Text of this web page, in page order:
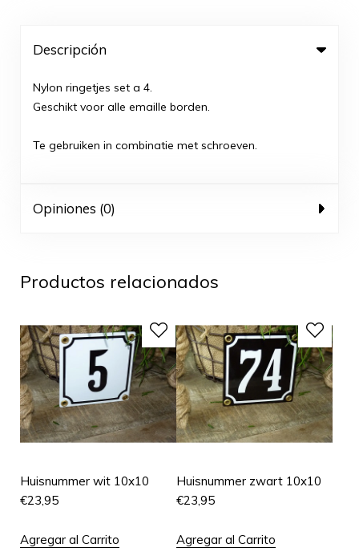
Descripción
Nylon ringetjes set a 4.
Geschikt voor alle emaille borden.
Te gebruiken in combinatie met schroeven.
Opiniones (0)
Productos relacionados
Huisnummer wit 10x10
€23,95
Agregar al Carrito
Huisnummer zwart 10x10
€23,95
Agregar al Carrito